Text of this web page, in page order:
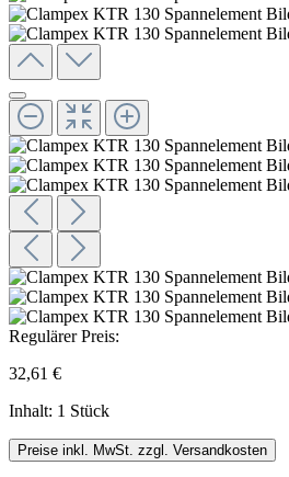
Regulärer Preis:
32,61 €
Inhalt: 1 Stück
Preise inkl. MwSt. zzgl. Versandkosten